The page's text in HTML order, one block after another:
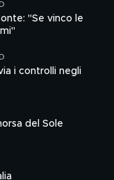
"Se vinco le
i controlli negli
del Sole